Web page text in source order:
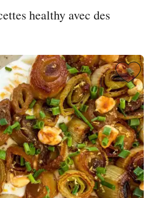
healthy avec des